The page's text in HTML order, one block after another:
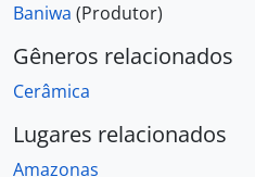
Baniwa (Produtor)
Gêneros relacionados
Cerâmica
Lugares relacionados
Amazonas